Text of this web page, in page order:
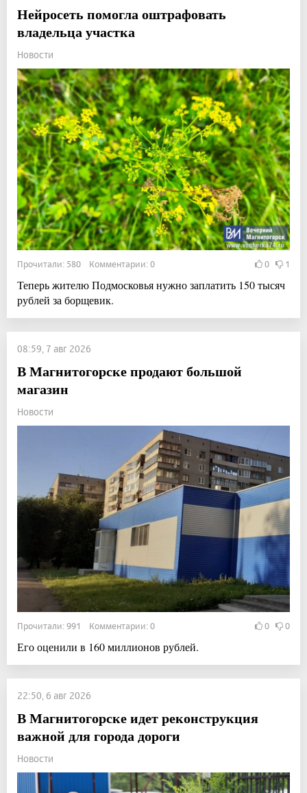
Нейросеть помогла оштрафовать
владельца участка
Новости
Прочитали: 580 Комментарии: 0 0 1
Теперь жителю Подмосковья нужно заплатить 150 тысяч
рублей за борщевик.
08:59, 7 авг 2026
В Магнитогорске продают большой
магазин
Новости
Прочитали: 991 Комментарии: 0 0 0
Его оценили в 160 миллионов рублей.
22:50, 6 авг 2026
В Магнитогорске идет реконструкция
важной для города дороги
Новости